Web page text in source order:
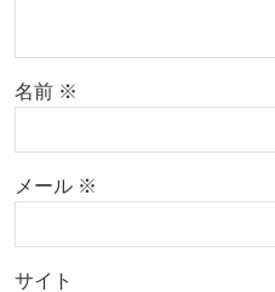
名前 ※
メール ※
サイト